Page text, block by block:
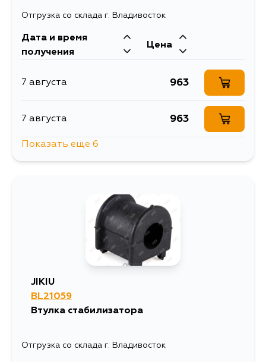
Отгрузка со склада г. Владивосток
Дата и время
получения
Цена
7 августа 963
7 августа 963
1161
963
13 августа
Показать еще 6
JIKIU
BL21059
Втулка стабилизатора
Отгрузка со склада г. Владивосток